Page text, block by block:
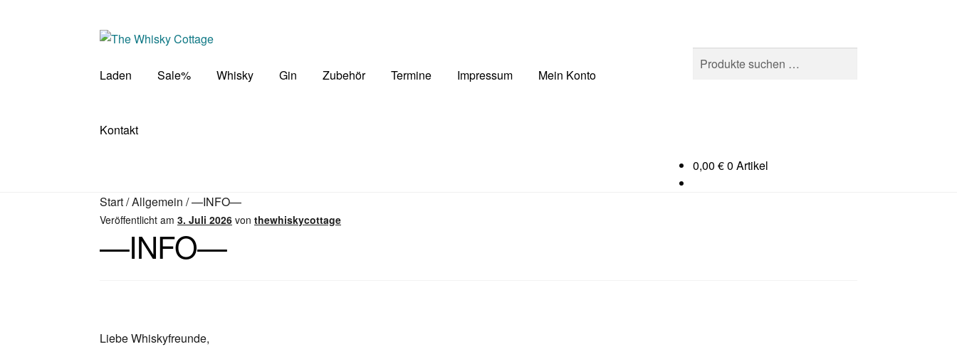
Zur
springen
Zum
springen
Laden Sale% Whisky Gin Zubehör Termine Impressum Mein Konto
Kontakt
Suchen
nach:
Suchen
0,00 €0 Artikel
Start/Allgemein /—INFO—
Veröffentlicht am3. Juli 2026 vonthewhiskycottage
—INFO—
Liebe Whiskyfreunde,